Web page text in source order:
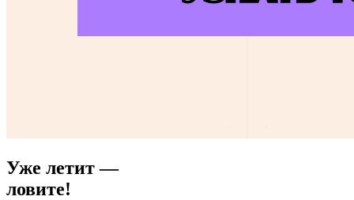
Уже летит —
ловите!